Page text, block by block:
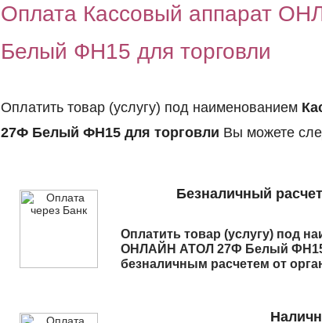
Оплата Кассовый аппарат
Белый ФН15 для торговли
Оплатить товар (услугу) под наименованием
27Ф Белый ФН15 для торговли Вы можете
Безналичный
Оплатить товар (услугу) под
ОНЛАЙН АТОЛ 27Ф Белый ФН15
безналичным расчетем от